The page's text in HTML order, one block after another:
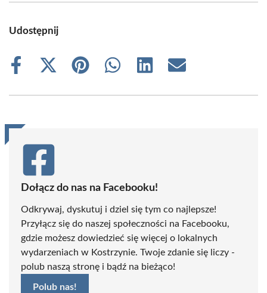
Udostępnij
Share
Share
(Twitter)
Share
Share
Share
Share
Dołącz do nas na Facebooku!
Odkrywaj, dyskutuj i dziel się tym co najlepsze!
Przyłącz się do naszej społeczności na Facebooku,
gdzie możesz dowiedzieć się więcej o lokalnych
wydarzeniach w Kostrzynie. Twoje zdanie się liczy -
polub naszą stronę i bądź na bieżąco!
Polub nas!